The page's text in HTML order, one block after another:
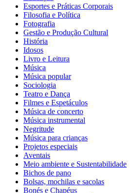
Esportes e Práticas Corporais
Filosofia e Política
Fotografia
Gestão e Produção Cultural
História
Idosos
Livro e Leitura
Música
Música popular
Sociologia
Teatro e Dança
Filmes e Espetáculos
Música de concerto
Música instrumental
Negritude
Música para crianças
Projetos especiais
Aventais
Meio ambiente e Sustentabilidade
Bichos de pano
Bolsas, mochilas e sacolas
Bonés e Chapéus